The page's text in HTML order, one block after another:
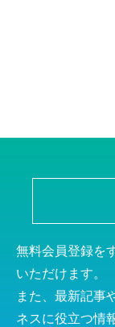
無料会員登録を
いただけます。
また、最新記事
ネスに役立つ情